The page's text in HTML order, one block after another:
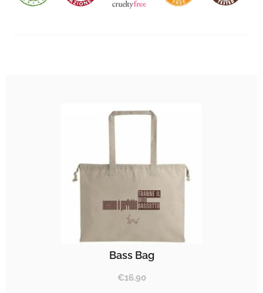
Bass Bag
€16.90